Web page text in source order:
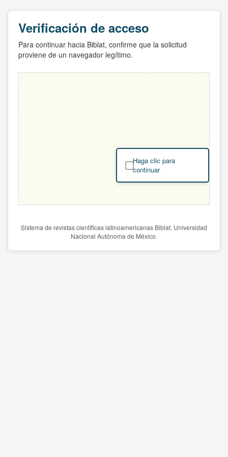
Verificación de acceso
Para continuar hacia Biblat, confirme que la solicitud
proviene de un navegador legítimo.
Haga clic para
continuar
Sistema de revistas científicas latinoamericanas Biblat. Universidad
Nacional Autónoma de México.